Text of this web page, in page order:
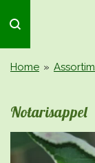
direct
naar
de
Home »
Notarisappel